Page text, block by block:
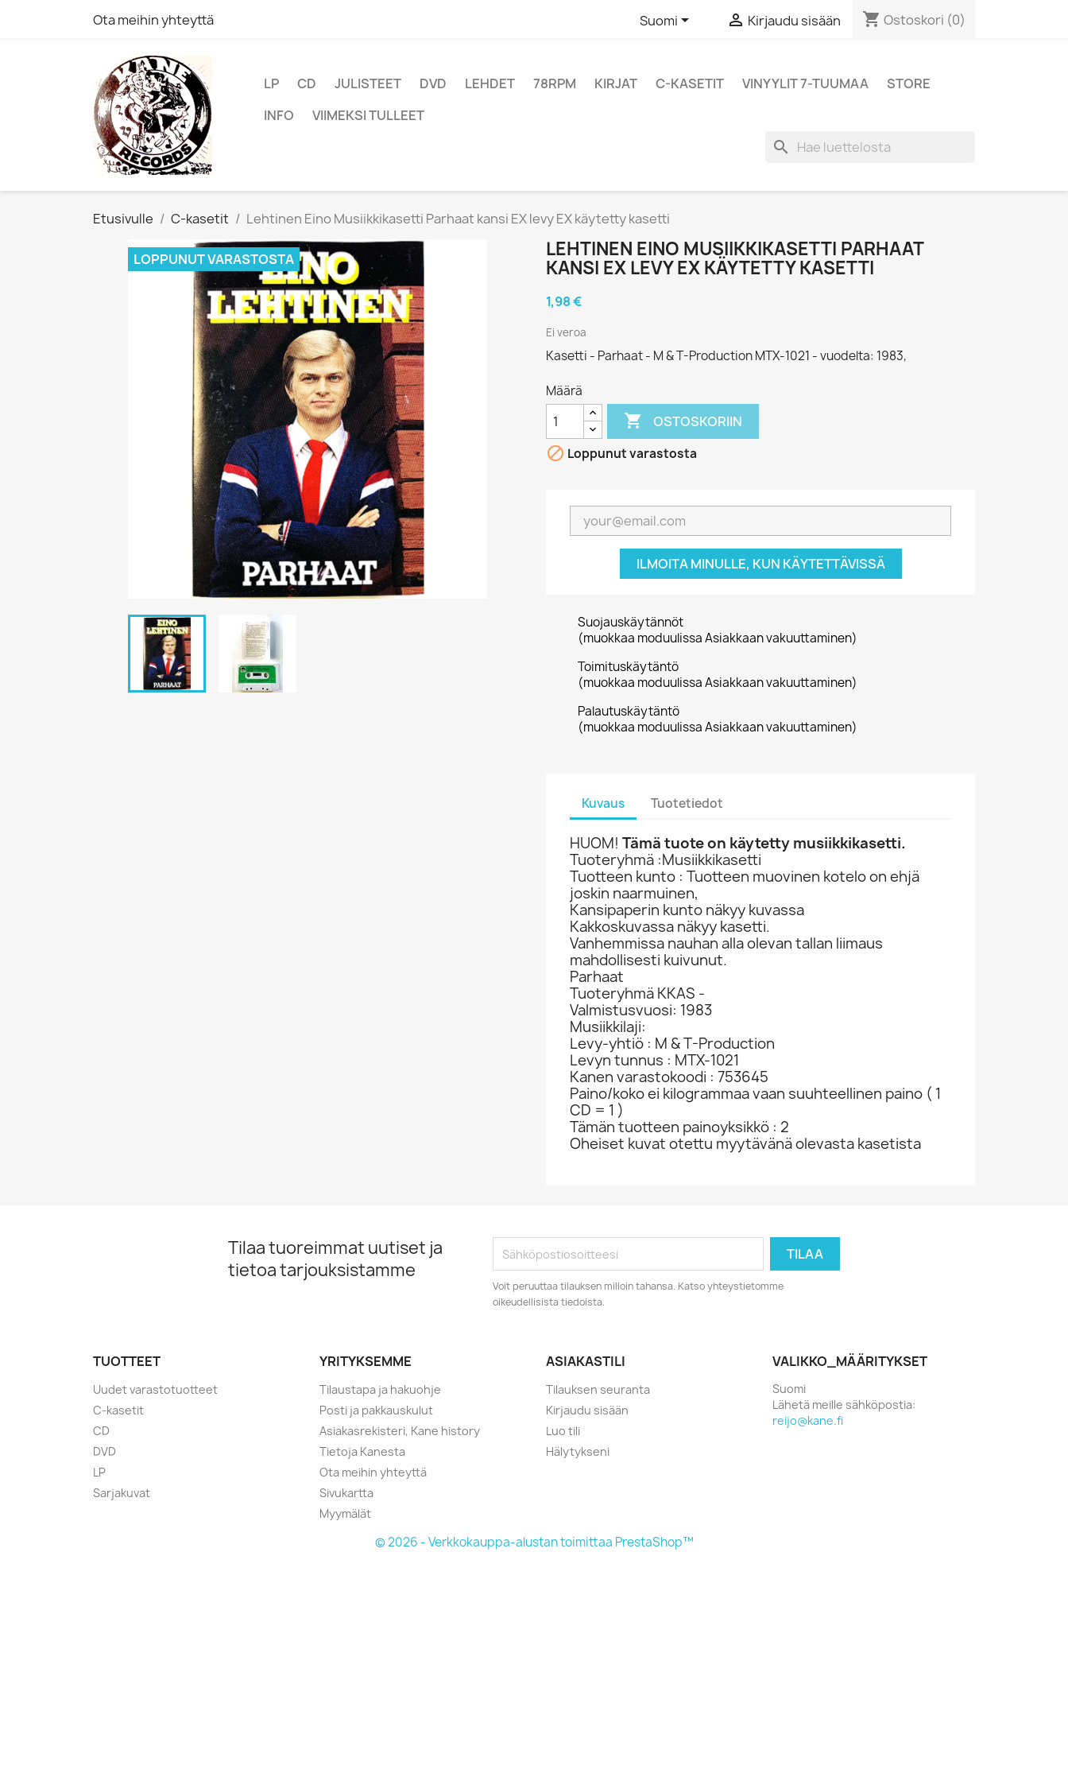
Ota meihin yhteyttä Suomi  Kirjaudu sisään shopping_cart Ostoskori (0)
LP CD JULISTEET DVD LEHDET 78RPM KIRJAT C-KASETIT VINYYLIT 7-TUUMAA
STORE
INFO
VIIMEKSI TULLEET
search
Etusivulle C-kasetit Lehtinen Eino Musiikkikasetti Parhaat kansi EX levy EX käytetty kasetti
LOPPUNUT VARASTOSTA
LEHTINEN EINO MUSIIKKIKASETTI PARHAAT
KANSI EX LEVY EX KÄYTETTY KASETTI
1,98 €
Ei veroa
Kasetti - Parhaat - M & T-Production MTX-1021 - vuodelta: 1983,
Määrä
 OSTOSKORIIN
 Loppunut varastosta
ILMOITA MINULLE, KUN KÄYTETTÄVISSÄ
Suojauskäytännöt
(muokkaa moduulissa Asiakkaan vakuuttaminen)
Toimituskäytäntö
(muokkaa moduulissa Asiakkaan vakuuttaminen)
Palautuskäytäntö
(muokkaa moduulissa Asiakkaan vakuuttaminen)
Kuvaus Tuotetiedot
HUOM! Tämä tuote on käytetty musiikkikasetti.
Tuoteryhmä :Musiikkikasetti
Tuotteen kunto : Tuotteen muovinen kotelo on ehjä
joskin naarmuinen,
Kansipaperin kunto näkyy kuvassa
Kakkoskuvassa näkyy kasetti.
Vanhemmissa nauhan alla olevan tallan liimaus
mahdollisesti kuivunut.
Parhaat
Tuoteryhmä KKAS -
Valmistusvuosi: 1983
Musiikkilaji:
Levy-yhtiö : M & T-Production
Levyn tunnus : MTX-1021
Kanen varastokoodi : 753645
Paino/koko ei kilogrammaa vaan suuhteellinen paino ( 1
CD = 1 )
Tämän tuotteen painoyksikkö : 2
Oheiset kuvat otettu myytävänä olevasta kasetista
Tilaa tuoreimmat uutiset ja
tietoa tarjouksistamme
Voit peruuttaa tilauksen milloin tahansa. Katso yhteystietomme
oikeudellisista tiedoista.
TUOTTEET
Uudet varastotuotteet
C-kasetit
CD
DVD
LP
Sarjakuvat
YRITYKSEMME
Tilaustapa ja hakuohje
Posti ja pakkauskulut
Asiakasrekisteri, Kane history
Tietoja Kanesta
Ota meihin yhteyttä
Sivukartta
Myymälät
ASIAKASTILI
Tilauksen seuranta
Kirjaudu sisään
Luo tili
Hälytykseni
VALIKKO_MÄÄRITYKSET
Suomi
Lähetä meille sähköpostia:
reijo@kane.fi
© 2026 - Verkkokauppa-alustan toimittaa PrestaShop™